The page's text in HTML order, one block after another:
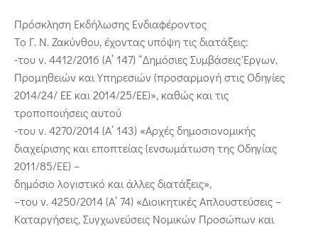
Πρόσκληση Εκδήλωσης Ενδιαφέροντος
Το Γ. Ν. Ζακύνθου, έχοντας υπόψη τις διατάξεις:
-του ν. 4412/2016 (Α’ 147) “Δημόσιες Συμβάσεις Έργων,
Προμηθειών και Υπηρεσιών (προσαρμογή στις Οδηγίες
2014/24/ ΕΕ και 2014/25/ΕΕ)», καθώς και τις
τροποποιήσεις αυτού
-του ν. 4270/2014 (Α’ 143) «Αρχές δημοσιονομικής
διαχείρισης και εποπτείας (ενσωμάτωση της Οδηγίας
2011/85/ΕΕ) –
δημόσιο λογιστικό και άλλες διατάξεις»,
–του ν. 4250/2014 (Α’ 74) «Διοικητικές Απλουστεύσεις –
Καταργήσεις, Συγχωνεύσεις Νομικών Προσώπων και